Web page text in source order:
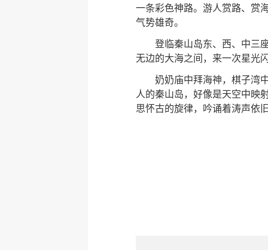
一条彩色神路。游人赏路、赏
气势雄奇。
登临秦山岛东、西、中三
无边的大海之间，来一次星光
奶奶庙中拜海神，棋子湾
人的秦山岛，好像是天空中映
思怀古的旋律，吟诵着涛声依